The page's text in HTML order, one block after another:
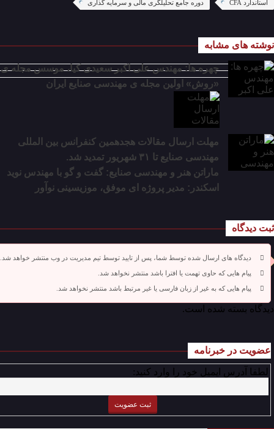
استاندارد CFA دوره جامع تحلیلگری مالی و سرمایه گذاری
نوشته های مشابه
چهره ها: مهندس علی اکبر سعیدی کیا، موسس مجله ی
«روش» اولین مجله ی مهندسی صنایع ایران
مهلت ارسال مقالات هجدهمین کنفرانس بین المللی
مهندسی صنایع تا ۳۱ شهریور تمدید شد.
ماراتن هنر و مهندسی صنایع: گفت و گو با مهندس نوید
اسکندر: مدیر پروژه ای موفق، موزیسینی نوآور
ثبت دیدگاه
دیدگاه های ارسال شده توسط شما، پس از تایید توسط تیم مدیریت در وب منتشر خواهد شد.
پیام هایی که حاوی تهمت یا افترا باشد منتشر نخواهد شد.
پیام هایی که به غیر از زبان فارسی یا غیر مرتبط باشد منتشر نخواهد شد.
دیدگاه بسته شده است.
عضویت در خبرنامه
لطفا آدرس ایمیل خود را وارد کنید: